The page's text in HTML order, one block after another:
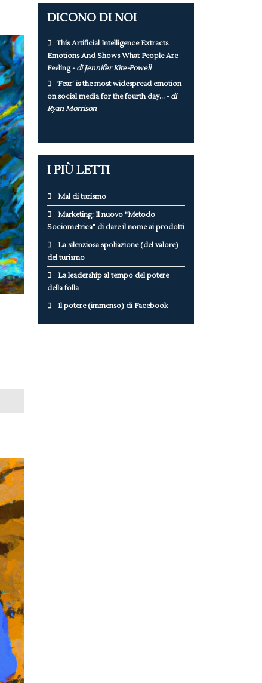
DICONO DI NOI
This Artificial Intelligence Extracts
Emotions And Shows What People Are
Feeling - di Jennifer Kite-Powell
‘Fear’ is the most widespread emotion
on social media for the fourth day... - di
Ryan Morrison
I PIÙ LETTI
Mal di turismo
Marketing: Il nuovo "Metodo
Sociometrica" di dare il nome ai prodotti
La silenziosa spoliazione (del valore)
del turismo
La leadership al tempo del potere
della folla
Il potere (immenso) di Facebook